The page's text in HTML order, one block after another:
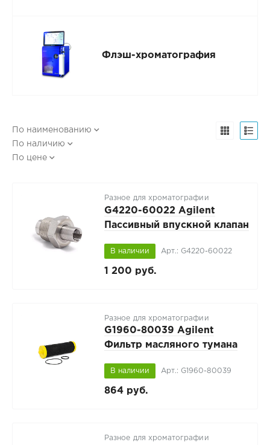
Флэш-хроматография
По наименованию
По наличию
По цене
Разное для хроматографии
G4220-60022 Agilent
Пассивный впускной клапан
Для насосов 1290 Infinity LC
1 200 руб.
В наличии Арт.: G4220-60022
Разное для хроматографии
G1960-80039 Agilent
Фильтр масляного тумана
864 руб.
В наличии Арт.: G1960-80039
Разное для хроматографии